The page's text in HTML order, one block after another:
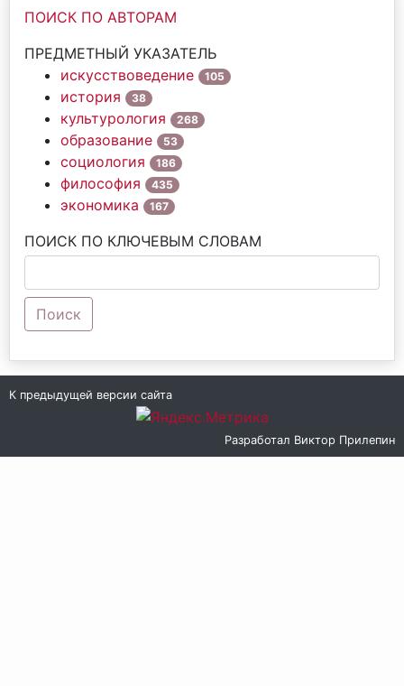
ПОИСК ПО АВТОРАМ
ПРЕДМЕТНЫЙ УКАЗАТЕЛЬ
искусствоведение
105
история 38
культурология 268
образование 53
социология 186
философия 435
экономика 167
ПОИСК ПО КЛЮЧЕВЫМ СЛОВАМ
Поиск
К предыдущей версии сайта
Разработал Виктор Прилепин